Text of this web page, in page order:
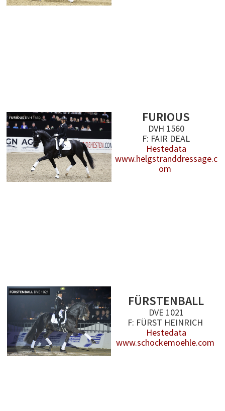
FURIOUS
DVH 1560
F: FAIR DEAL
Hestedata
www.helgstranddressage.c
om
FÜRSTENBALL
DVE 1021
F: FÜRST HEINRICH
Hestedata
www.schockemoehle.com